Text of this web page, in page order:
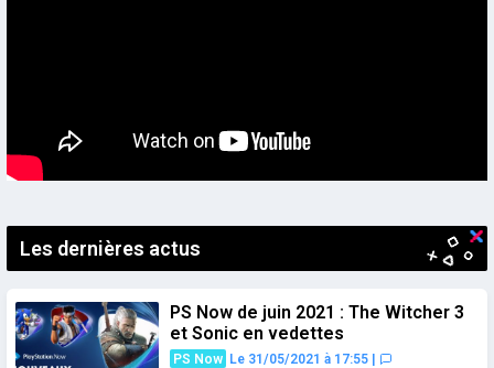
Les dernières actus
PS Now de juin 2021 : The Witcher 3
et Sonic en vedettes
PS Now Le 31/05/2021 à 17:55 |